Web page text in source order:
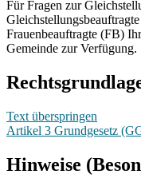
Für Fragen zur
Frauenbeauftragte (FB)
Gemeinde zur Verfügung.
Text überspringen
Artikel 3 Grundgesetz
Hinweise